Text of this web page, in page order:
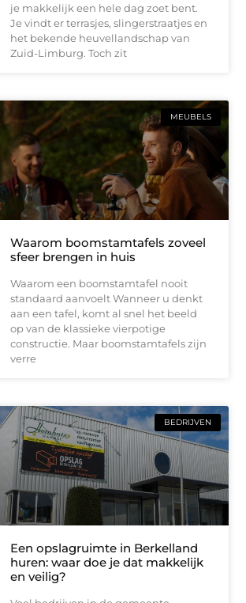
je makkelijk een hele dag zoet bent.
Je vindt er terrasjes, slingerstraatjes en
het bekende heuvellandschap van
Zuid-Limburg. Toch zit
MEUBELS
Waarom boomstamtafels zoveel
sfeer brengen in huis
Waarom een boomstamtafel nooit
standaard aanvoelt Wanneer u denkt
aan een tafel, komt al snel het beeld
op van de klassieke vierpotige
constructie. Maar boomstamtafels zijn
verre
BEDRIJVEN
Een opslagruimte in Berkelland
huren: waar doe je dat makkelijk
en veilig?